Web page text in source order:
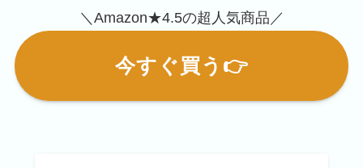
＼Amazon★4.5の超人気商品／
今すぐ買う👉